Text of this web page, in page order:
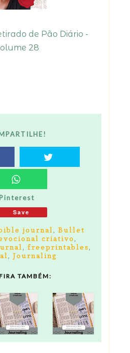
de Pão Diário -
28
Pinterest
Save
journal , Bullet
criativo ,
, freeprintables,
, Journaling
TAMBÉM: